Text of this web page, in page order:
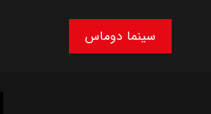
سینما دوماس